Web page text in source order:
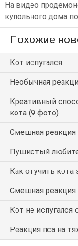
На видео
купольного дома
Похожие
Кот испугался
Необычная
Креативный
кота (9 фото)
Смешная реакция
Пушистый
Как отучить кота
Смешная реакция
Кот не испугался
Реакция пса на